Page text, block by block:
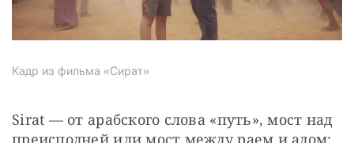
Кадр из фильма «Сират»
Sirat — от арабского слова «путь», мост над
преисподней или мост между раем и адом;